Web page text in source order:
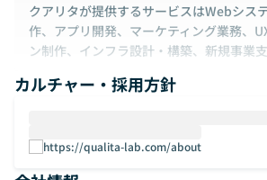
クアリタが提供するサービスはWebシス
作、アプリ開発、マーケティング業務、
ン制作、インフラ設計・構築、新規事業
◢◤プロジェクトの進め方◢◤
例えばパートナー企業とチームを組んで、
バックエンドの担当を分担し、密接に連
カルチャー・採用方針
https://qualita-lab.com/about